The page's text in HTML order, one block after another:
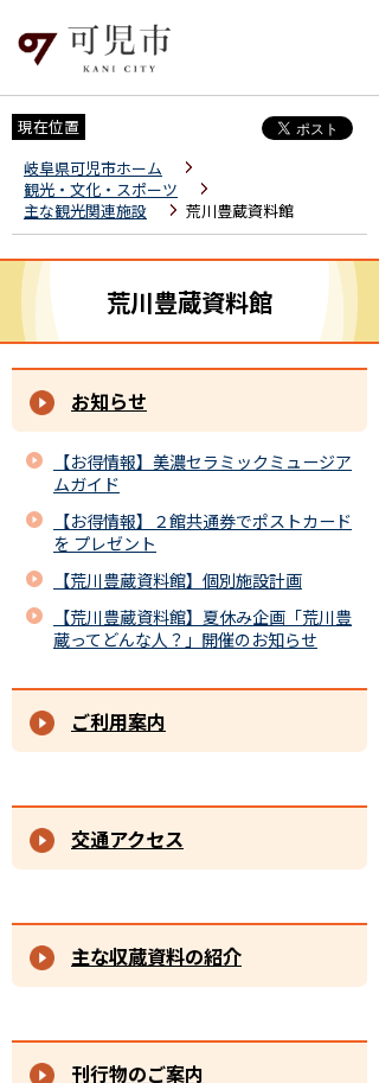
現在位置
岐阜県可児市ホーム
観光・文化・スポーツ
主な観光関連施設
荒川豊蔵資料館
荒川豊蔵資料館
お知らせ
【お得情報】美濃セラミックミュージア
ムガイド
【お得情報】２館共通券でポストカード
を プレゼント
【荒川豊蔵資料館】個別施設計画
【荒川豊蔵資料館】夏休み企画「荒川豊
蔵ってどんな人？」開催のお知らせ
ご利用案内
交通アクセス
主な収蔵資料の紹介
刊行物のご案内